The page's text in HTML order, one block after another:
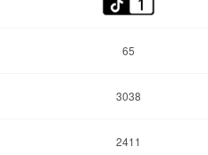
65
3038
2411